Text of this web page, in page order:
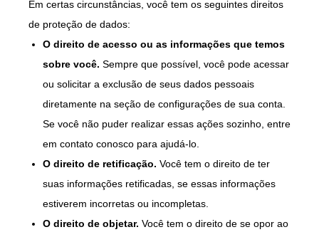
Em certas circunstâncias, você tem os seguintes direitos
de proteção de dados:
O direito de acesso ou as informações que temos
sobre você. Sempre que possível, você pode acessar
ou solicitar a exclusão de seus dados pessoais
diretamente na seção de configurações de sua conta.
Se você não puder realizar essas ações sozinho, entre
em contato conosco para ajudá-lo.
O direito de retificação. Você tem o direito de ter
suas informações retificadas, se essas informações
estiverem incorretas ou incompletas.
O direito de objetar. Você tem o direito de se opor ao